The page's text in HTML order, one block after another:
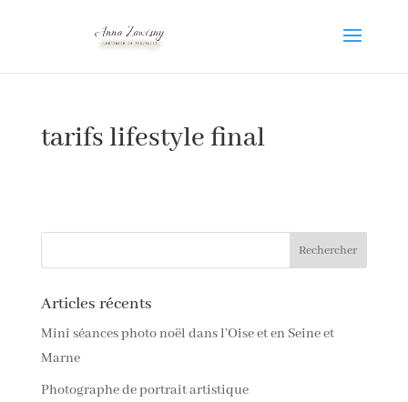
tarifs lifestyle final
Articles récents
Mini séances photo noël dans l’Oise et en Seine et
Marne
Photographe de portrait artistique